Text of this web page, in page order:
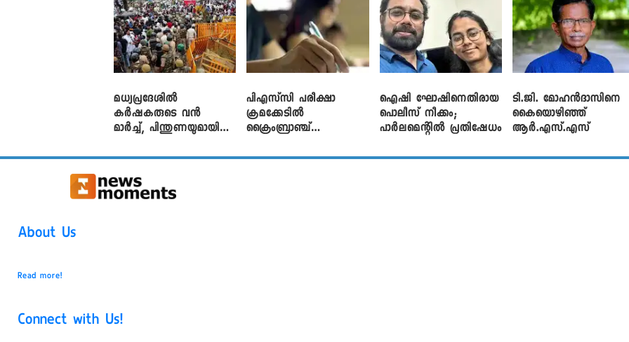
മധ്യപ്രദേശിൽ
കർഷകരുടെ വൻ
മാർച്ച്, പിന്തുണയുമായി
പിഎസ്‌സി പരീക്ഷാ
ക്രമക്കേ‌ടിൽ
ക്രൈംബ്രാഞ്ച്
ഐഷി ഘോഷിനെതിരായ
പൊലീസ് നീക്കം;
പാര്‍ലമെന്റിൽ പ്രതിഷേധം
ടി.ജി. മോഹൻദാസിനെ
കൈയൊഴിഞ്ഞ്
ആർ.എസ്.എസ്
About Us
Read more!
Connect with Us!